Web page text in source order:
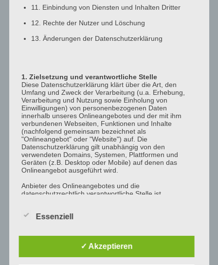
10:00
1:00
p.m.
2:00
p.m.
3:00
p.m.
4:00
p.m.
p.m.
p.m.
p.m.
11. Einbindung von Diensten und Inhalten Dritter
12. Rechte der Nutzer und Löschung
13. Änderungen der Datenschutzerklärung
1. Zielsetzung und verantwortliche Stelle
Diese Datenschutzerklärung klärt über die Art, den
Umfang und Zweck der Verarbeitung (u.a. Erhebung,
Verarbeitung und Nutzung sowie Einholung von
Einwilligungen) von personenbezogenen Daten
innerhalb unseres Onlineangebotes und der mit ihm
verbundenen Webseiten, Funktionen und Inhalte
(nachfolgend gemeinsam bezeichnet als
"Onlineangebot" oder "Website") auf. Die
Datenschutzerklärung gilt unabhängig von den
verwendeten Domains, Systemen, Plattformen und
Geräten (z.B. Desktop oder Mobile) auf denen das
Onlineangebot ausgeführt wird.
Anbieter des Onlineangebotes und die
datenschutzrechtlich verantwortliche Stelle ist
bezeichnet als "AnbieterIn", "wir" oder "uns"). Für die
Der Begriff "Nutzer" umfasst alle Kunden und Besucher
unseres Onlineangebotes. Die verwendeten
Essenziell
✓ Akzeptieren